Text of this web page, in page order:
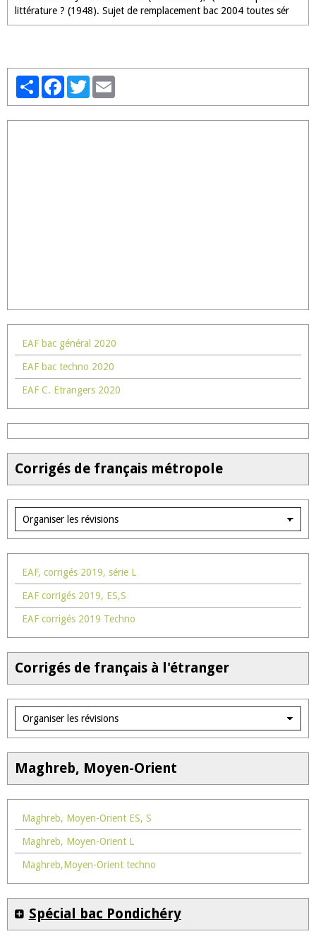
littérature ? (1948). Sujet de remplacement bac 2004 toutes sér
PartagerFacebookTwitter
EAF bac général 2020
EAF bac techno 2020
EAF C. Etrangers 2020
Corrigés de français métropole
EAF, corrigés 2019, série L
EAF corrigés 2019, ES,S
EAF corrigés 2019 Techno
Corrigés de français à l'étranger
Maghreb, Moyen-Orient
Maghreb, Moyen-Orient ES, S
Maghreb, Moyen-Orient L
Maghreb,Moyen-Orient techno
Spécial bac Pondichéry